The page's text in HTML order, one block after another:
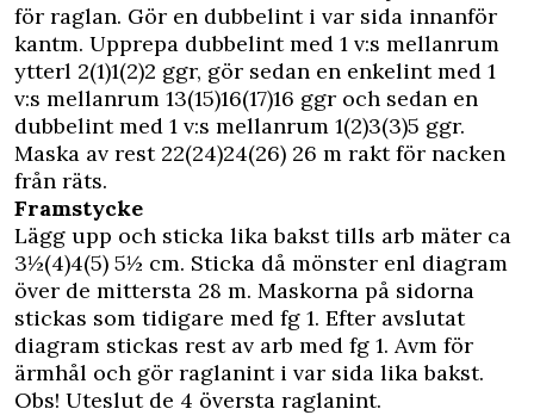
för raglan. Gör en dubbelint i var sida innanför
kantm. Upprepa dubbelint med 1 v:s mellanrum
ytterl 2(1)1(2)2 ggr, gör sedan en enkelint med 1
v:s mellanrum 13(15)16(17)16 ggr och sedan en
dubbelint med 1 v:s mellanrum 1(2)3(3)5 ggr.
Maska av rest 22(24)24(26) 26 m rakt för nacken
från räts.
Framstycke
Lägg upp och sticka lika bakst tills arb mäter ca
3½(4)4(5) 5½ cm. Sticka då mönster enl diagram
över de mittersta 28 m. Maskorna på sidorna
stickas som tidigare med fg 1. Efter avslutat
diagram stickas rest av arb med fg 1. Avm för
ärmhål och gör raglanint i var sida lika bakst.
Obs! Uteslut de 4 översta raglanint.